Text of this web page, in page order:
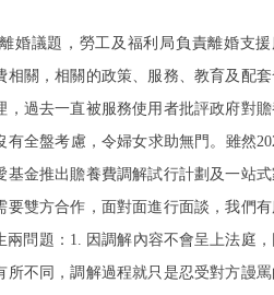
婚議題，勞工及福利局負責離婚支援
相關，相關的政策、服務、教育及配
，過去一直被服務使用者批評政府對
有全盤考慮，令婦女求助無門。雖然
基金推出贍養費調解試行計劃及一站
要雙方合作，面對面進行面談，我們
兩問題：1. 因調解內容不會呈上法庭
所不同，調解過程就只是忍受對方謾